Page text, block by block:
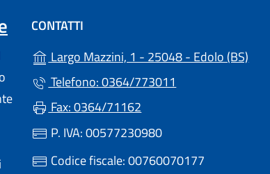
CONTATTI
Largo Mazzini, 1 - 25048 - Edolo (BS)
Telefono: 0364/773011
Fax: 0364/71162
P. IVA: 00577230980
Codice fiscale: 00760070177